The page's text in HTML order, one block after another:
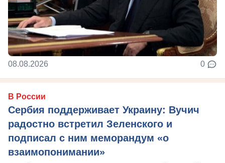
08.08.2026 0
В России
Сербия поддерживает Украину: Вучич
радостно встретил Зеленского и
подписал с ним меморандум «о
взаимопонимании»